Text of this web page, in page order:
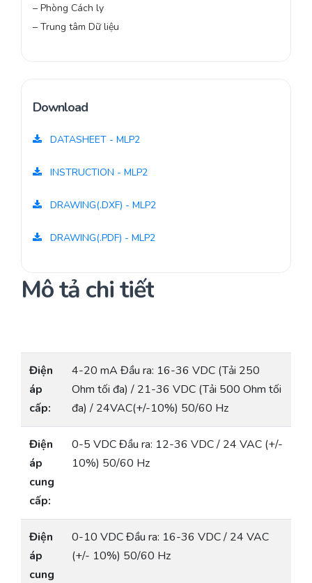
– Phòng Cách ly
– Trung tâm Dữ liệu
Download
DATASHEET - MLP2
INSTRUCTION - MLP2
DRAWING(.DXF) - MLP2
DRAWING(.PDF) - MLP2
Mô tả chi tiết
Điện
áp
cấp:
4-20 mA Đầu ra: 16-36 VDC (Tải 250
Ohm tối đa) / 21-36 VDC (Tải 500 Ohm tối
đa) / 24VAC(+/-10%) 50/60 Hz
Điện
áp
cung
cấp:
0-5 VDC Đầu ra: 12-36 VDC / 24 VAC (+/-
10%) 50/60 Hz
Điện
áp
cung
0-10 VDC Đầu ra: 16-36 VDC / 24 VAC
(+/- 10%) 50/60 Hz